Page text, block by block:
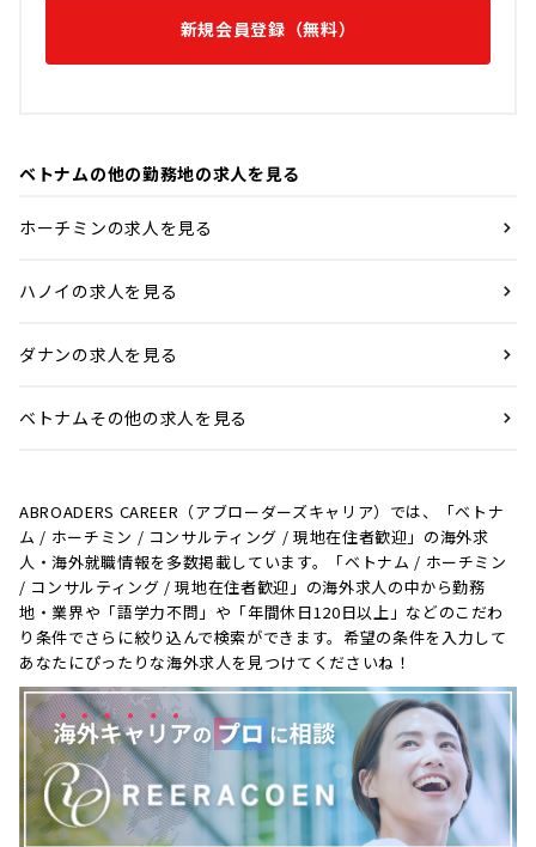
新規会員登録（無料）
ベトナムの他の勤務地の求人を見る
ホーチミンの求人を見る
ハノイの求人を見る
ダナンの求人を見る
ベトナムその他の求人を見る
ABROADERS CAREER（アブローダーズキャリア）では、「ベトナ
ム / ホーチミン / コンサルティング / 現地在住者歓迎」の海外求
人・海外就職情報を多数掲載しています。「ベトナム / ホーチミン
/ コンサルティング / 現地在住者歓迎」の海外求人の中から勤務
地・業界や「語学力不問」や「年間休日120日以上」などのこだわ
り条件でさらに絞り込んで検索ができます。希望の条件を入力して
あなたにぴったりな海外求人を見つけてくださいね！